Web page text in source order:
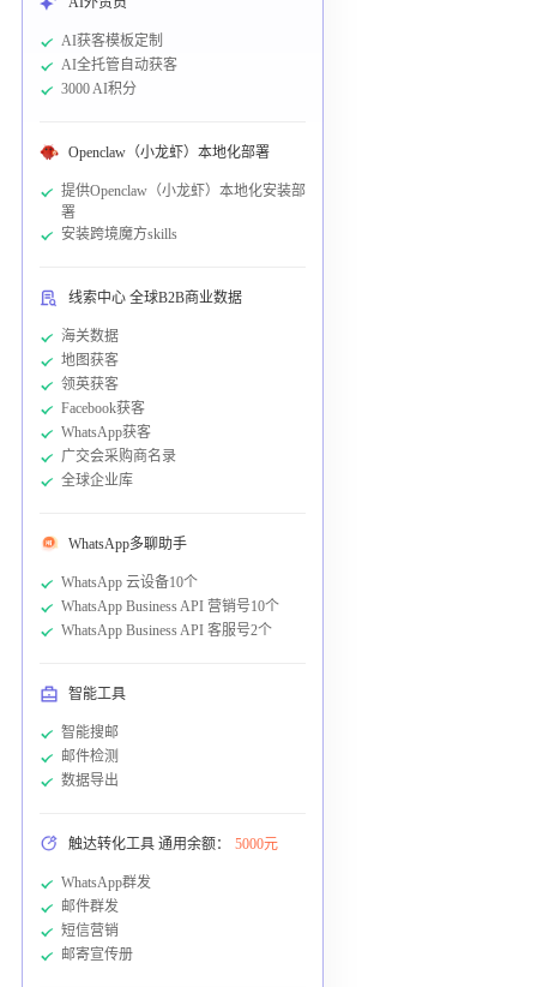
AI获客模板定制
AI全托管自动获客
3000 AI积分
Openclaw（小龙虾）本地化部署
提供Openclaw（小龙虾）本地化安装部
署
安装跨境魔方skills
线索中心 全球B2B商业数据
海关数据
地图获客
领英获客
Facebook获客
WhatsApp获客
广交会采购商名录
全球企业库
WhatsApp多聊助手
WhatsApp 云设备10个
WhatsApp Business API 营销号10个
WhatsApp Business API 客服号2个
智能工具
智能搜邮
邮件检测
数据导出
触达转化工具 通用余额： 5000元
WhatsApp群发
邮件群发
短信营销
邮寄宣传册